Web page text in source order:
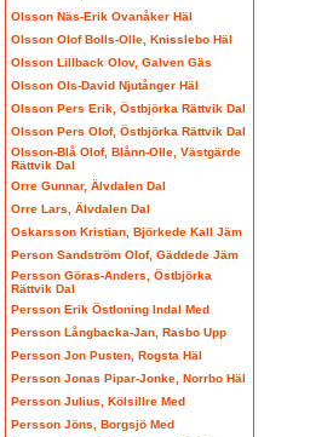
Olsson Näs-Erik Ovanåker Häl
Olsson Olof Bolls-Olle, Knisslebo Häl
Olsson Lillback Olov, Galven Gäs
Olsson Ols-David Njutånger Häl
Olsson Pers Erik, Östbjörka Rättvik Dal
Olsson Pers Olof, Östbjörka Rättvik Dal
Olsson-Blå Olof, Blånn-Olle, Västgärde
Rättvik Dal
Orre Gunnar, Älvdalen Dal
Orre Lars, Älvdalen Dal
Oskarsson Kristian, Björkede Kall Jäm
Person Sandström Olof, Gäddede Jäm
Persson Göras-Anders, Östbjörka
Rättvik Dal
Persson Erik Östloning Indal Med
Persson Långbacka-Jan, Rasbo Upp
Persson Jon Pusten, Rogsta Häl
Persson Jonas Pipar-Jonke, Norrbo Häl
Persson Julius, Kölsillre Med
Persson Jöns, Borgsjö Med